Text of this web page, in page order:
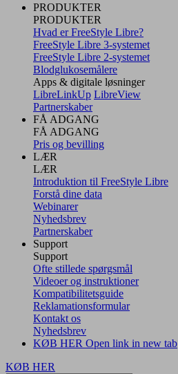
PRODUKTER
PRODUKTER
Hvad er FreeStyle Libre?
FreeStyle Libre 3-systemet
FreeStyle Libre 2-systemet
Blodglukosemålere
Apps & digitale løsninger
LibreLinkUp LibreView
Partnerskaber
FÅ ADGANG
FÅ ADGANG
Pris og bevilling
LÆR
LÆR
Introduktion til FreeStyle Libre
Forstå dine data
Webinarer
Nyhedsbrev
Partnerskaber
Support
Support
Ofte stillede spørgsmål
Videoer og instruktioner
Kompatibilitetsguide
Reklamationsformular
Kontakt os
Nyhedsbrev
KØB HER Open link in new tab
KØB HER